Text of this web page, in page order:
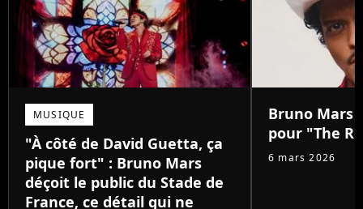
MUSIQUE
"À côté de David Guetta, ça
pique fort" : Bruno Mars
déçoit le public du Stade de
France, ce détail qui ne
Bruno Mars
pour "The
6 mars 2026